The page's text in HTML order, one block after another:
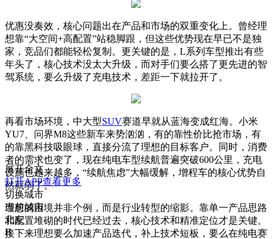
优惠没奏效，核心问题出在产品和市场的双重变化上。曾经理
想靠“大空间+高配置”站稳脚跟，但这些优势现在早已不是独
家，竞品们都能轻松复制。更关键的是，L系列车型推出有些
年头了，核心技术没太大升级，而对手们要么搭了更先进的智
驾系统，要么升级了充电技术，差距一下就拉开了。
再看市场环境，中大型SUV赛道早就从蓝海变成红海。小米
YU7、问界M8这些新车来势汹汹，有的靠性价比抢市场，有
的靠黑科技吸眼球，直接分流了理想的目标客户。同时，消费
者的需求也变了，现在纯电车型续航普遍突破600公里，充电
设施也越来越多，“续航焦虑”大幅缓解，增程车的核心优势自
然就弱了。
理想的困境并非个例，而是行业转型的缩影。靠单一产品思路
和配置堆砌的时代已经过去，核心技术和精准定位才是关键。
接下来理想要么加速产品迭代，补上技术短板，要么在纯电赛
展开全文
打开APP查看更多
切换城市
当前城市
北京
B